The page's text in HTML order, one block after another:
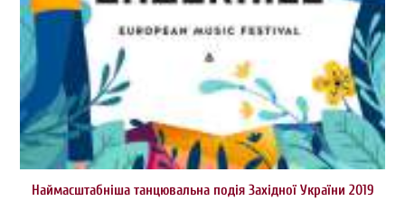
Наймасштабніша танцювальна подія Західної України 2019